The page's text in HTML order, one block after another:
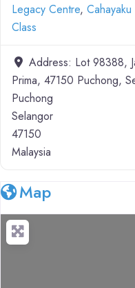
Legacy Centre,
Class
Address: Lot 98388,
Prima, 47150 Puchong,
Puchong
Selangor
47150
Malaysia
Map